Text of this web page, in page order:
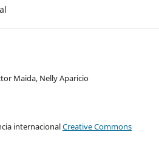
Maida, Nelly Aparicio
internacionalCreative Commons